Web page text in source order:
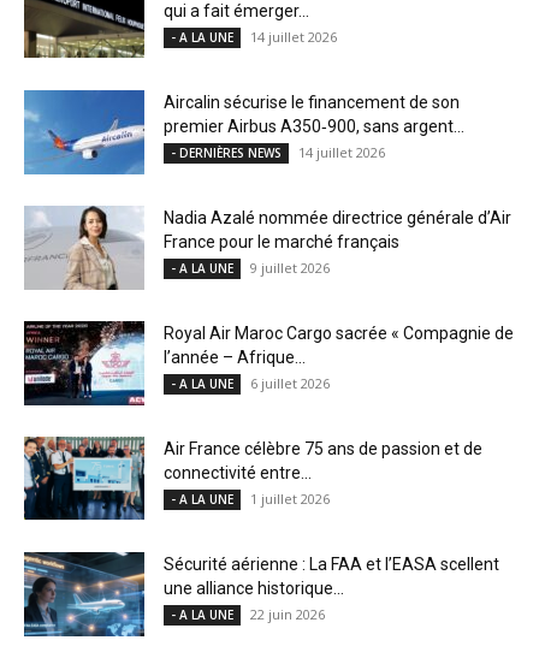
qui a fait émerger...
- A LA UNE 14 juillet 2026
Aircalin sécurise le financement de son
premier Airbus A350‑900, sans argent...
- DERNIÈRES NEWS 14 juillet 2026
Nadia Azalé nommée directrice générale d’Air
France pour le marché français
- A LA UNE 9 juillet 2026
Royal Air Maroc Cargo sacrée « Compagnie de
l’année – Afrique...
- A LA UNE 6 juillet 2026
Air France célèbre 75 ans de passion et de
connectivité entre...
- A LA UNE 1 juillet 2026
Sécurité aérienne : La FAA et l’EASA scellent
une alliance historique...
- A LA UNE 22 juin 2026